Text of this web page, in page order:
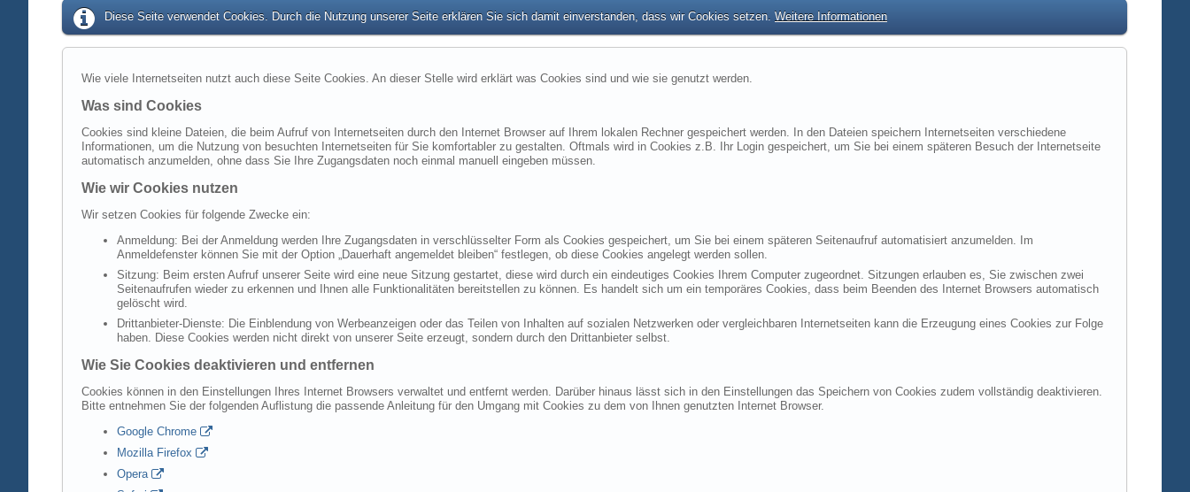
Diese Seite verwendet Cookies. Durch die Nutzung unserer Seite erklären Sie sich damit einverstanden, dass wir Cookies setzen. Weitere Informationen
Wie viele Internetseiten nutzt auch diese Seite Cookies. An dieser Stelle wird erklärt was Cookies sind und wie sie genutzt werden.
Was sind Cookies
Cookies sind kleine Dateien, die beim Aufruf von Internetseiten durch den Internet Browser auf Ihrem lokalen Rechner gespeichert werden. In den Dateien speichern Internetseiten verschiedene
Informationen, um die Nutzung von besuchten Internetseiten für Sie komfortabler zu gestalten. Oftmals wird in Cookies z.B. Ihr Login gespeichert, um Sie bei einem späteren Besuch der Internetseite
automatisch anzumelden, ohne dass Sie Ihre Zugangsdaten noch einmal manuell eingeben müssen.
Wie wir Cookies nutzen
Wir setzen Cookies für folgende Zwecke ein:
Anmeldung: Bei der Anmeldung werden Ihre Zugangsdaten in verschlüsselter Form als Cookies gespeichert, um Sie bei einem späteren Seitenaufruf automatisiert anzumelden. Im
Anmeldefenster können Sie mit der Option „Dauerhaft angemeldet bleiben“ festlegen, ob diese Cookies angelegt werden sollen.
Sitzung: Beim ersten Aufruf unserer Seite wird eine neue Sitzung gestartet, diese wird durch ein eindeutiges Cookies Ihrem Computer zugeordnet. Sitzungen erlauben es, Sie zwischen zwei
Seitenaufrufen wieder zu erkennen und Ihnen alle Funktionalitäten bereitstellen zu können. Es handelt sich um ein temporäres Cookies, dass beim Beenden des Internet Browsers automatisch
gelöscht wird.
Drittanbieter-Dienste: Die Einblendung von Werbeanzeigen oder das Teilen von Inhalten auf sozialen Netzwerken oder vergleichbaren Internetseiten kann die Erzeugung eines Cookies zur Folge
haben. Diese Cookies werden nicht direkt von unserer Seite erzeugt, sondern durch den Drittanbieter selbst.
Wie Sie Cookies deaktivieren und entfernen
Cookies können in den Einstellungen Ihres Internet Browsers verwaltet und entfernt werden. Darüber hinaus lässt sich in den Einstellungen das Speichern von Cookies zudem vollständig deaktivieren.
Bitte entnehmen Sie der folgenden Auflistung die passende Anleitung für den Umgang mit Cookies zu dem von Ihnen genutzten Internet Browser.
Google Chrome
Mozilla Firefox
Opera